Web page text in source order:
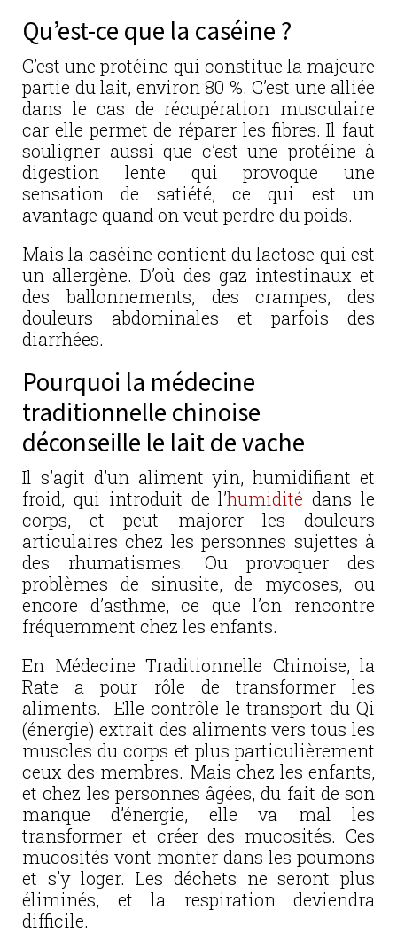
Qu’est-ce que la caséine ?
C’est une protéine qui constitue la majeure
partie du lait, environ 80 %. C’est une alliée
dans le cas de récupération musculaire
car elle permet de réparer les fibres. Il faut
souligner aussi que c’est une protéine à
digestion lente qui provoque une
sensation de satiété, ce qui est un
avantage quand on veut perdre du poids.
Mais la caséine contient du lactose qui est
un allergène. D’où des gaz intestinaux et
des ballonnements, des crampes, des
douleurs abdominales et parfois des
diarrhées.
Pourquoi la médecine
traditionnelle chinoise
déconseille le lait de vache
Il s’agit d’un aliment yin, humidifiant et
froid, qui introduit de l’humidité dans le
corps, et peut majorer les douleurs
articulaires chez les personnes sujettes à
des rhumatismes. Ou provoquer des
problèmes de sinusite, de mycoses, ou
encore d’asthme, ce que l’on rencontre
fréquemment chez les enfants.
En Médecine Traditionnelle Chinoise, la
Rate a pour rôle de transformer les
aliments. Elle contrôle le transport du Qi
(énergie) extrait des aliments vers tous les
muscles du corps et plus particulièrement
ceux des membres. Mais chez les enfants,
et chez les personnes âgées, du fait de son
manque d’énergie, elle va mal les
transformer et créer des mucosités. Ces
mucosités vont monter dans les poumons
et s’y loger. Les déchets ne seront plus
éliminés, et la respiration deviendra
difficile.